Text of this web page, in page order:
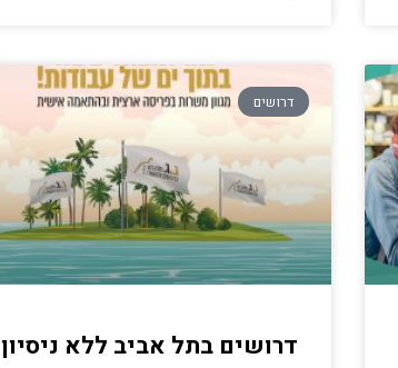
דרושים
דרושים בתל אביב ללא ניסיון